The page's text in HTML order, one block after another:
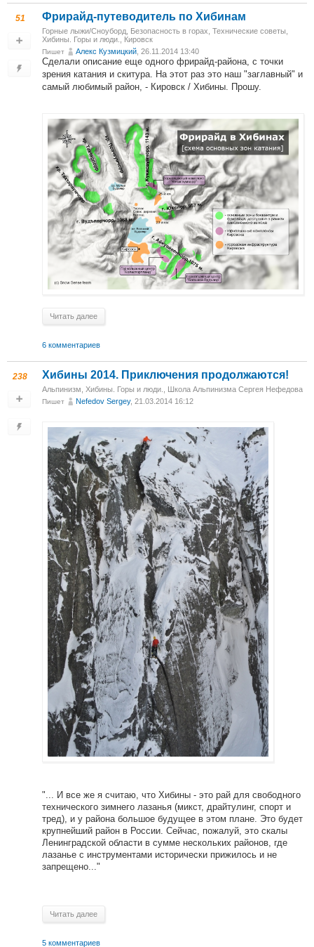
51 Фрирайд-путеводитель по Хибинам
Горные лыжи/Сноуборд, Безопасность в горах, Технические советы,
Хибины. Горы и люди., Кировск
Пишет Алекс Кузмицкий, 26.11.2014 13:40
Сделали описание еще одного фрирайд-района, с точки
зрения катания и скитура. На этот раз это наш "заглавный" и
самый любимый район, - Кировск / Хибины. Прошу.
Читать далее
6 комментариев
238 Хибины 2014. Приключения продолжаются!
Альпинизм Хибины. Горы и люди. Школа Альпинизма Сергея Нефедова
Пишет Nefedov Sergey, 21.03.2014 16:12
"... И все же я считаю, что Хибины - это рай для свободного
технического зимнего лазанья (микст, драйтулинг, спорт и
тред), и у района большое будущее в этом плане. Это будет
крупнейший район в России. Сейчас, пожалуй, это скалы
Ленинградской области в сумме нескольких районов, где
лазанье с инструментами исторически прижилось и не
запрещено..."
Читать далее
5 комментариев